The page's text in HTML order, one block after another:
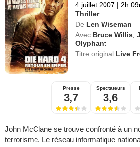
4 juillet 2007 | 2h
Thriller
De Len Wiseman
Avec Bruce Willis ,
Olyphant
Titre original Live
Presse
3,7
Spectateurs
3,6
John McClane se trouve confronté à un
terrorisme. Le réseau informatique